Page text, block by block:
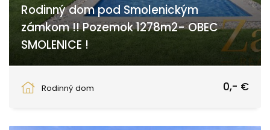
Rodinný dom pod Smolenickým
zámkom !! Pozemok 1278m2- OBEC
SMOLENICE !
Rodinný dom
0,- €